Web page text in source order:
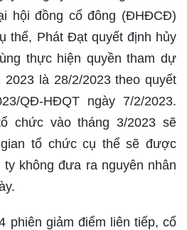
hội đồng cổ đông (ĐHĐCĐ)
thể, Phát Đạt quyết định hủy
thực hiện quyền tham dự
là 28/2/2023 theo quyết
QĐ-HĐQT ngày 7/2/2023.
chức vào tháng 3/2023 sẽ
tổ chức cụ thể sẽ được
không đưa ra nguyên nhân
phiên giảm điểm liên tiếp, cổ